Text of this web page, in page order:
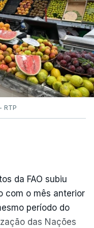
RTP
da FAO subiu
com o mês anterior
período do
das Nações